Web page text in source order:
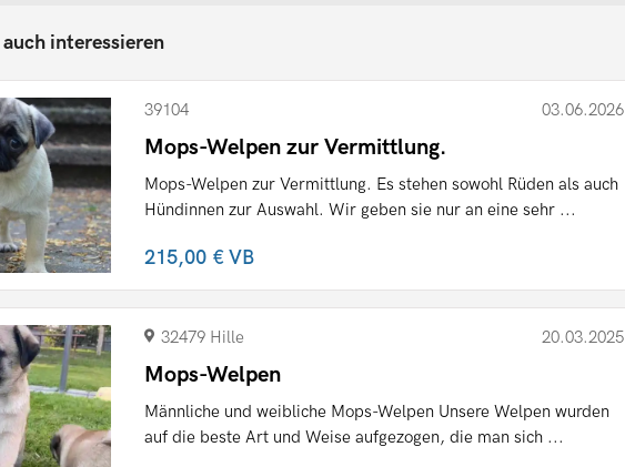
interessieren
39104 03.06.2026
Mops-Welpen zur Vermittlung.
Mops-Welpen zur Vermittlung. Es stehen sowohl Rüden als auch
Hündinnen zur Auswahl. Wir geben sie nur an eine sehr ...
215,00 €VB
32479 Hille 20.03.2025
Mops-Welpen
Männliche und weibliche Mops-Welpen Unsere Welpen wurden
auf die beste Art und Weise aufgezogen, die man sich ...